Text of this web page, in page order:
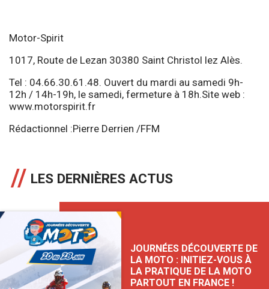
Motor-Spirit
1017, Route de Lezan 30380 Saint Christol lez Alès.
Tel : 04.66.30.61.48. Ouvert du mardi au samedi 9h-
12h / 14h-19h, le samedi, fermeture à 18h.Site web :
www.motorspirit.fr
Rédactionnel :Pierre Derrien /FFM
LES DERNIÈRES ACTUS
JOURNÉES DÉCOUVERTE DE
LA MOTO : INITIEZ-VOUS À
LA PRATIQUE DE LA MOTO
PARTOUT EN FRANCE !